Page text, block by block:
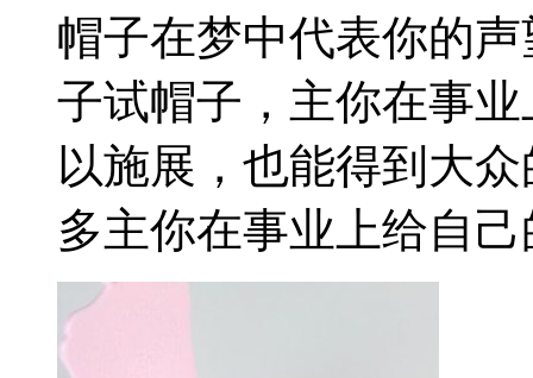
帽子在梦中代表你的
子试帽子，主你在事
以施展，也能得到大
多主你在事业上给自